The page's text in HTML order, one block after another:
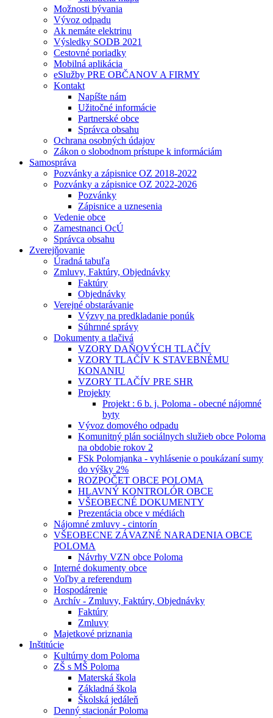
Možnosti bývania
Vývoz odpadu
Ak nemáte elektrinu
Výsledky SODB 2021
Cestovné poriadky
Mobilná aplikácia
eSlužby PRE OBČANOV A FIRMY
Kontakt
Napíšte nám
Užitočné informácie
Partnerské obce
Správca obsahu
Ochrana osobných údajov
Zákon o slobodnom prístupe k informáciám
Samospráva
Pozvánky a zápisnice OZ 2018-2022
Pozvánky a zápisnice OZ 2022-2026
Pozvánky
Zápisnice a uznesenia
Vedenie obce
Zamestnanci OcÚ
Správca obsahu
Zverejňovanie
Úradná tabuľa
Zmluvy, Faktúry, Objednávky
Faktúry
Objednávky
Verejné obstarávanie
Výzvy na predkladanie ponúk
Súhrnné správy
Dokumenty a tlačivá
VZORY DAŇOVÝCH TLAČÍV
VZORY TLAČÍV K STAVEBNÉMU
KONANIU
VZORY TLAČÍV PRE SHR
Projekty
Projekt : 6 b. j. Poloma - obecné nájomné
byty
Vývoz domového odpadu
Komunitný plán sociálnych služieb obce Poloma
na obdobie rokov 2
FSk Polomjanka - vyhlásenie o poukázaní sumy
do výšky 2%
ROZPOČET OBCE POLOMA
HLAVNÝ KONTROLÓR OBCE
VŠEOBECNÉ DOKUMENTY
Prezentácia obce v médiách
Nájomné zmluvy - cintorín
VŠEOBECNE ZÁVAZNÉ NARADENIA OBCE
POLOMA
Návrhy VZN obce Poloma
Interné dokumenty obce
Voľby a referendum
Hospodárenie
Archív - Zmluvy, Faktúry, Objednávky
Faktúry
Zmluvy
Majetkové priznania
Inštitúcie
Kultúrny dom Poloma
ZŠ s MŠ Poloma
Materská škola
Základná škola
Školská jedáleň
Denný stacionár Poloma